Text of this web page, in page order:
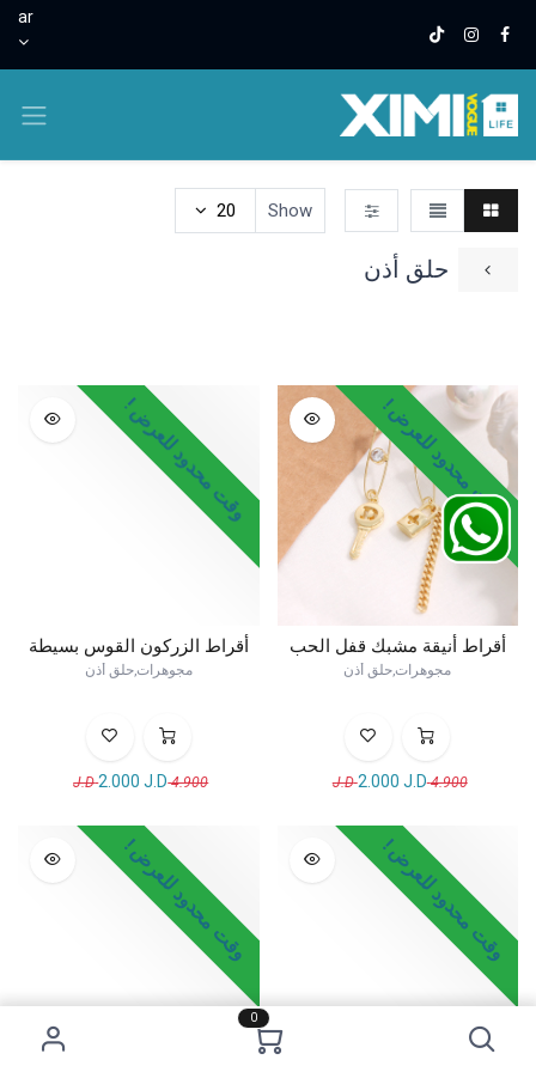
0
ar
حلق أذن
Show
20
وقت محدود للعرض !
أقراط أنيقة مشبك قفل الحب
مجوهرات,حلق أذن
4.900
J.D
2.000 J.D
وقت محدود للعرض !
أقراط الزركون القوس بسيطة
مجوهرات,حلق أذن
4.900
J.D
2.000 J.D
وقت محدود للعرض ! وقت محدود للعرض !